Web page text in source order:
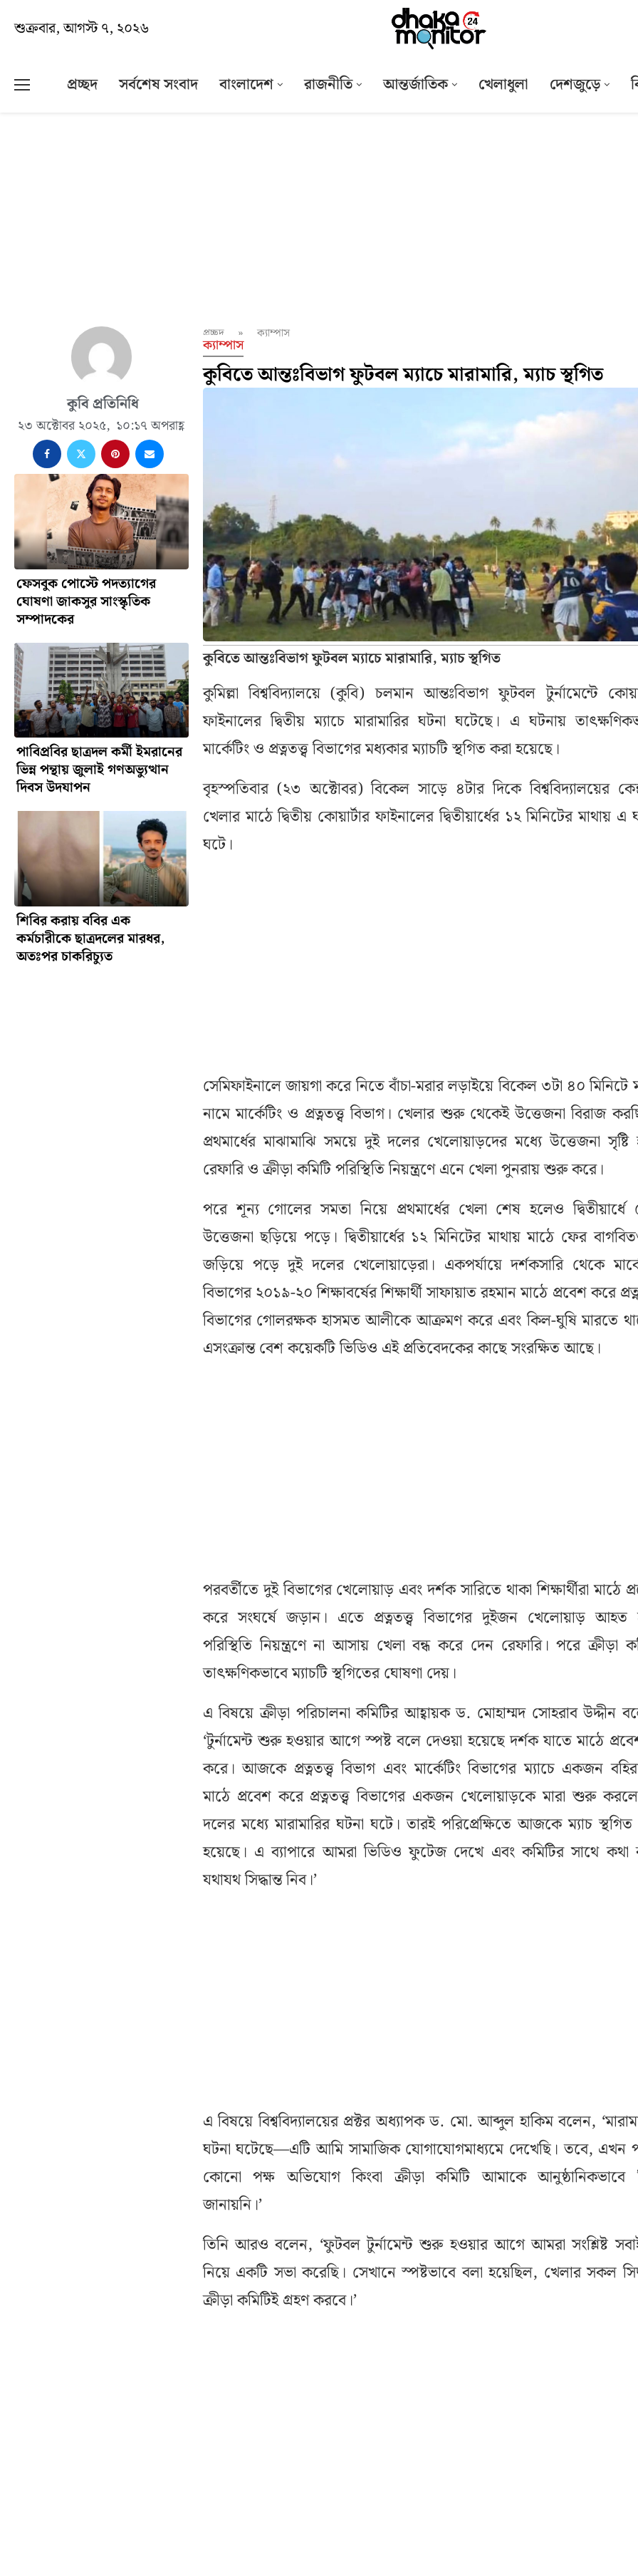
শুক্রবার, আগস্ট ৭, ২০২৬
প্রচ্ছদ সর্বশেষ সংবাদ বাংলাদেশ রাজনীতি আন্তর্জাতিক খেলাধুলা দেশজুড়ে
কুবি প্রতিনিধি
২৩ অক্টোবর ২০২৫, ১০:১৭ অপরাহ্ণ
ফেসবুক পোস্টে পদত্যাগের
ঘোষণা জাকসুর সাংস্কৃতিক
সম্পাদকের
পাবিপ্রবির ছাত্রদল কর্মী ইমরানের
ভিন্ন পন্থায় জুলাই গণঅভ্যুত্থান
দিবস উদযাপন
শিবির করায় ববির এক
কর্মচারীকে ছাত্রদলের মারধর,
অতঃপর চাকরিচ্যুত
প্রচ্ছদ » ক্যাম্পাস
ক্যাম্পাস
কুবিতে আন্তঃবিভাগ ফুটবল ম্যাচে মারামারি, ম্যাচ স্থগিত
কুবিতে আন্তঃবিভাগ ফুটবল ম্যাচে মারামারি, ম্যাচ স্থগিত
কুমিল্লা বিশ্ববিদ্যালয়ে (কুবি) চলমান আন্তঃবিভাগ ফুটবল টুর্নামেন্টে
ফাইনালের দ্বিতীয় ম্যাচে মারামারির ঘটনা ঘটেছে। এ ঘটনায়
মার্কেটিং ও প্রত্নতত্ত্ব বিভাগের মধ্যকার ম্যাচটি স্থগিত করা হয়েছে।
বৃহস্পতিবার (২৩ অক্টোবর) বিকেল সাড়ে ৪টার দিকে বিশ্ববিদ্যালয়ের
খেলার মাঠে দ্বিতীয় কোয়ার্টার ফাইনালের দ্বিতীয়ার্ধের ১২ মিনিটের মাথায় এ
ঘটে।
সেমিফাইনালে জায়গা করে নিতে বাঁচা-মরার লড়াইয়ে বিকেল ৩টা ৪০ মিনিটে
নামে মার্কেটিং ও প্রত্নতত্ত্ব বিভাগ। খেলার শুরু থেকেই উত্তেজনা বিরাজ
প্রথমার্ধের মাঝামাঝি সময়ে দুই দলের খেলোয়াড়দের মধ্যে উত্তেজনা
রেফারি ও ক্রীড়া কমিটি পরিস্থিতি নিয়ন্ত্রণে এনে খেলা পুনরায় শুরু করে।
পরে শূন্য গোলের সমতা নিয়ে প্রথমার্ধের খেলা শেষ হলেও দ্বিতীয়ার্ধে
উত্তেজনা ছড়িয়ে পড়ে। দ্বিতীয়ার্ধের ১২ মিনিটের মাথায় মাঠে ফের
জড়িয়ে পড়ে দুই দলের খেলোয়াড়েরা। একপর্যায়ে দর্শকসারি থেকে
বিভাগের ২০১৯-২০ শিক্ষাবর্ষের শিক্ষার্থী সাফায়াত রহমান মাঠে প্রবেশ করে
বিভাগের গোলরক্ষক হাসমত আলীকে আক্রমণ করে এবং কিল-ঘুষি মারতে
এসংক্রান্ত বেশ কয়েকটি ভিডিও এই প্রতিবেদকের কাছে সংরক্ষিত আছে।
পরবর্তীতে দুই বিভাগের খেলোয়াড় এবং দর্শক সারিতে থাকা শিক্ষার্থীরা মাঠে
করে সংঘর্ষে জড়ান। এতে প্রত্নতত্ত্ব বিভাগের দুইজন খেলোয়াড় আহত
পরিস্থিতি নিয়ন্ত্রণে না আসায় খেলা বন্ধ করে দেন রেফারি। পরে ক্রীড়া
তাৎক্ষণিকভাবে ম্যাচটি স্থগিতের ঘোষণা দেয়।
এ বিষয়ে ক্রীড়া পরিচালনা কমিটির আহ্বায়ক ড. মোহাম্মদ সোহরাব উদ্দীন
‘টুর্নামেন্ট শুরু হওয়ার আগে স্পষ্ট বলে দেওয়া হয়েছে দর্শক যাতে মাঠে
করে। আজকে প্রত্নতত্ত্ব বিভাগ এবং মার্কেটিং বিভাগের ম্যাচে একজন
মাঠে প্রবেশ করে প্রত্নতত্ত্ব বিভাগের একজন খেলোয়াড়কে মারা শুরু
দলের মধ্যে মারামারির ঘটনা ঘটে। তারই পরিপ্রেক্ষিতে আজকে ম্যাচ
হয়েছে। এ ব্যাপারে আমরা ভিডিও ফুটেজ দেখে এবং কমিটির সাথে কথা
যথাযথ সিদ্ধান্ত নিব।’
এ বিষয়ে বিশ্ববিদ্যালয়ের প্রক্টর অধ্যাপক ড. মো. আব্দুল হাকিম বলেন,
ঘটনা ঘটেছে—এটি আমি সামাজিক যোগাযোগমাধ্যমে দেখেছি। তবে, এখন
কোনো পক্ষ অভিযোগ কিংবা ক্রীড়া কমিটি আমাকে আনুষ্ঠানিকভাবে
জানায়নি।’
তিনি আরও বলেন, ‘ফুটবল টুর্নামেন্ট শুরু হওয়ার আগে আমরা সংশ্লিষ্ট
নিয়ে একটি সভা করেছি। সেখানে স্পষ্টভাবে বলা হয়েছিল, খেলার সকল
ক্রীড়া কমিটিই গ্রহণ করবে।’